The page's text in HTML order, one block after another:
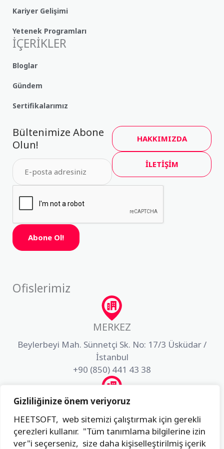
Gizliliğinize önem veriyoruz
HEETSOFT, web sitemizi çalıştırmak için gerekli
çerezleri kullanır. "Tüm tanımlama bilgilerine izin
ver"i seçerseniz, size daha kişiselleştirilmiş içerik
Kariyer Gelişimi
Yetenek Programları
İÇERİKLER
Bloglar
Gündem
Sertifikalarımız
Bültenimize Abone
Olun!
Abone Ol!
HAKKIMIZDA
İLETİŞİM
Ofislerimiz
MERKEZ
Beylerbeyi Mah. Sünnetçi Sk. No: 17/3 Üsküdar /
İstanbul
+90 (850) 441 43 38
AR-GE
Akfırat Mah. Fatih Sultan Mehmet Bulvarı Dış Kapı
No:3 İç Kapı No:49 Tuzla / İstanbul